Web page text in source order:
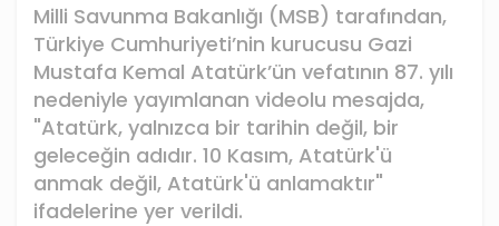
Milli Savunma Bakanlığı (MSB) tarafından,
Türkiye Cumhuriyeti’nin kurucusu Gazi
Mustafa Kemal Atatürk’ün vefatının 87. yılı
nedeniyle yayımlanan videolu mesajda,
"Atatürk, yalnızca bir tarihin değil, bir
geleceğin adıdır. 10 Kasım, Atatürk'ü
anmak değil, Atatürk'ü anlamaktır"
ifadelerine yer verildi.